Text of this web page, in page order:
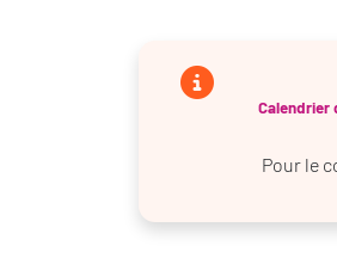
Calendrier
Pour le